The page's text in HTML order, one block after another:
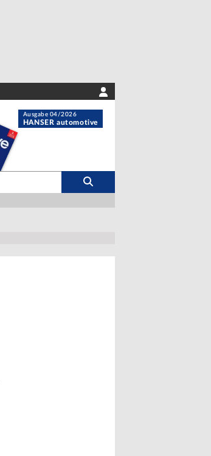
Ausgabe 04/2026
HANSER automotive